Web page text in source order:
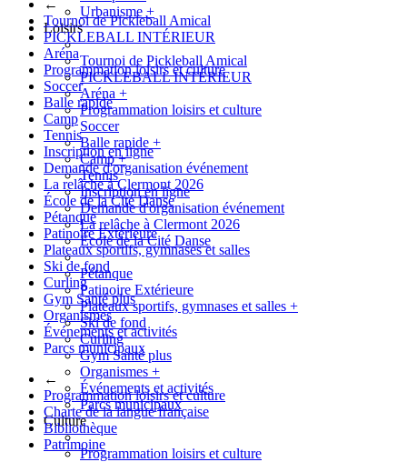
←
Tournoi de Pickleball Amical
PICKLEBALL INTÉRIEUR
Aréna
Programmation loisirs et culture
Soccer
Balle rapide
Camp
Tennis
Inscription en ligne
Demande d'organisation événement
La relâche à Clermont 2026
École de la Cité Danse
Pétanque
Patinoire Extérieure
Plateaux sportifs, gymnases et salles
Ski de fond
Curling
Gym Santé plus
Organismes
Événements et activités
Parcs municipaux
←
Programmation loisirs et culture
Charte de la langue française
Bibliothèque
Patrimoine
Urbanisme +
Loisirs
Tournoi de Pickleball Amical
PICKLEBALL INTÉRIEUR
Aréna +
Programmation loisirs et culture
Soccer
Balle rapide +
Camp+
Tennis
Inscription en ligne
Demande d'organisation événement
La relâche à Clermont 2026
École de la Cité Danse
Pétanque
Patinoire Extérieure
Plateaux sportifs, gymnases et salles +
Ski de fond
Curling
Gym Santé plus
Organismes +
Événements et activités
Parcs municipaux
Culture
Programmation loisirs et culture